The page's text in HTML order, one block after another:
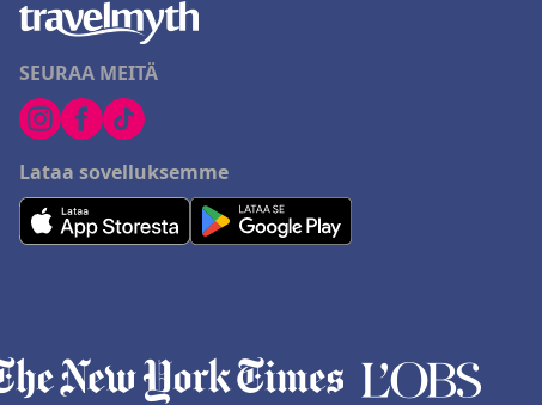
SEURAA MEITÄ
Lataa sovelluksemme